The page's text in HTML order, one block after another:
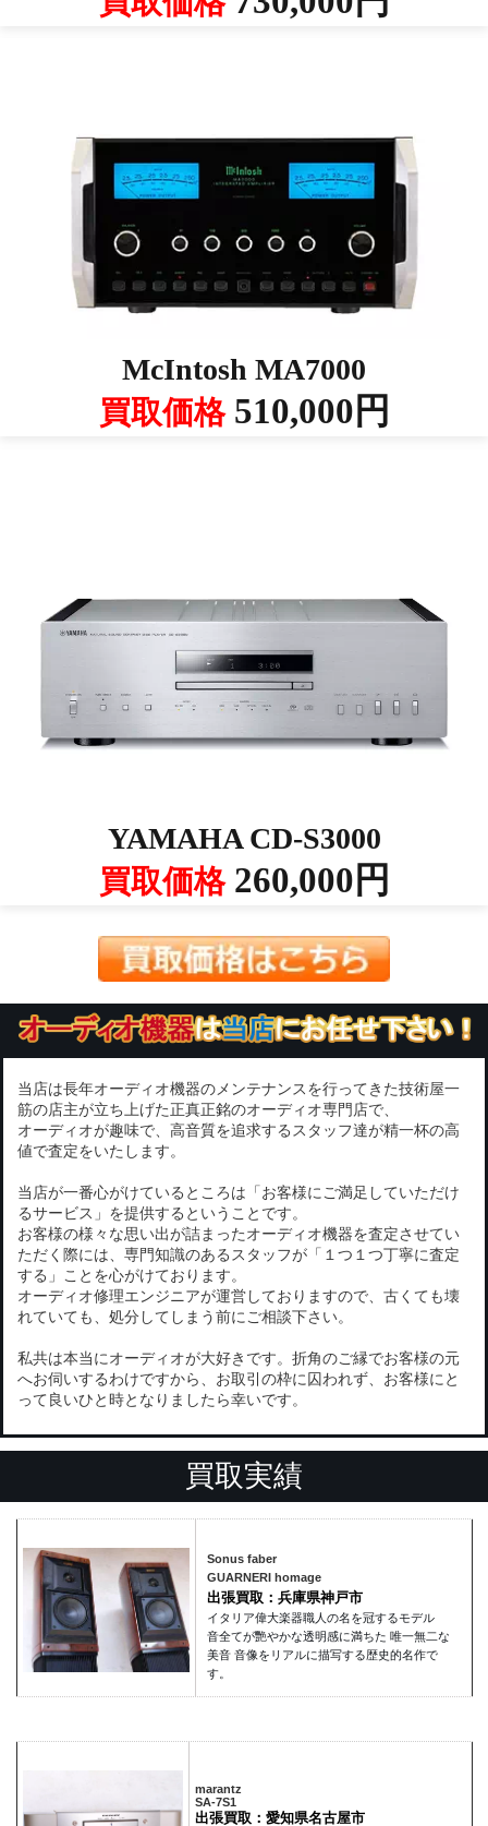
McIntosh MA7000
買取価格510,000円
YAMAHA CD-S3000
買取価格260,000円
当店は長年オーディオ機器のメンテナンスを行ってきた技術屋一
筋の店主が立ち上げた正真正銘のオーディオ専門店で、
オーディオが趣味で、高音質を追求するスタッフ達が精一杯の高
値で査定をいたします。
当店が一番心がけているところは「お客様にご満足していただけ
るサービス」を提供するということです。
お客様の様々な思い出が詰まったオーディオ機器を査定させてい
ただく際には、専門知識のあるスタッフが「１つ１つ丁寧に査定
する」ことを心がけております。
オーディオ修理エンジニアが運営しておりますので、古くても壊
れていても、処分してしまう前にご相談下さい。
私共は本当にオーディオが大好きです。折角のご縁でお客様の元
へお伺いするわけですから、お取引の枠に囚われず、お客様にと
って良いひと時となりましたら幸いです。
買取実績
Sonus faber
GUARNERI homage
出張買取：兵庫県神戸市
イタリア偉大楽器職人の名を冠するモデル
音全てが艷やかな透明感に満ちた 唯一無二な
美音 音像をリアルに描写する歴史的名作で
す。
marantz
SA-7S1
出張買取：愛知県名古屋市